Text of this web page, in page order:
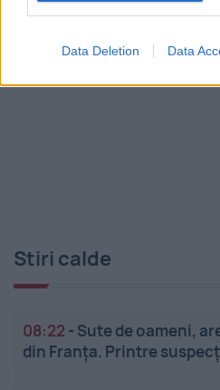
Data Deletion Data
Stiri calde
08:22 - Sute de oameni,
din Franța. Printre